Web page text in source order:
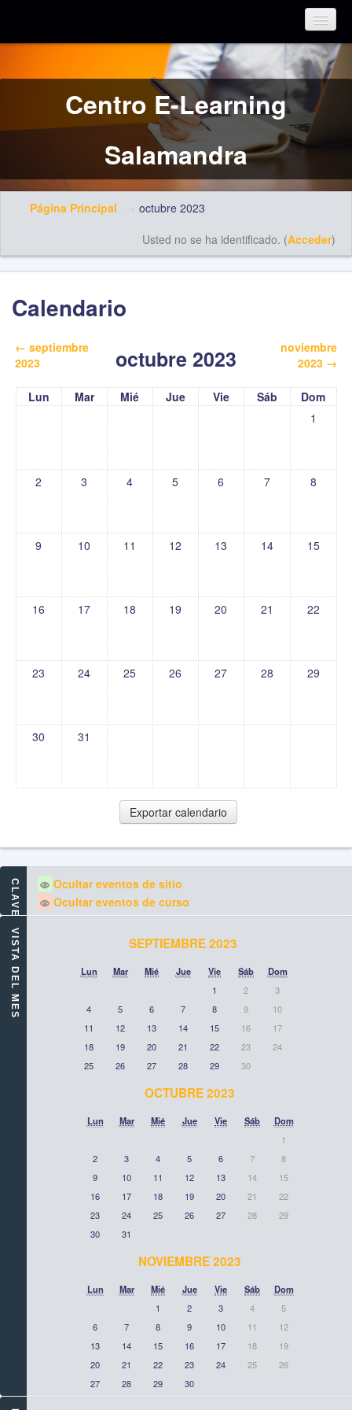
Centro E-Learning
Salamandra
Página Principal → octubre 2023
Usted no se ha identificado. (Acceder)
Calendario
← septiembre
2023
octubre 2023
noviembre
2023 →
Lun Mar Mié Jue Vie Sáb
Dom
1
2 3 4 5 6 7 8
9 10 11 12 13 14 15
16 17 18 19 20 21 22
23 24 25 26 27 28 29
30 31
CLAVE DE EVENTOS
Ocultar eventos de sitio
Ocultar eventos de curso
VISTA DEL MES SEPTIEMBRE 2023
Lun Mar Mié Jue Vie Sáb
Dom
1
2
3
4
5 6 7 8 9
10
11
12 13 14 15 16
17
18
19 20 21 22 23
24
25
26 27 28 29 30
OCTUBRE 2023
Lun Mar Mié Jue Vie Sáb
Dom
1
2
3 4 5 6 7
8
9
10 11 12 13 14
15
16
17 18 19 20 21
22
23
24 25 26 27 28
29
30
31
NOVIEMBRE 2023
Lun Mar Mié Jue Vie Sáb
Dom
1
2 3 4
5
6
7 8 9 10 11
12
13
14 15 16 17 18
19
20
21 22 23 24 25
26
27
28 29 30